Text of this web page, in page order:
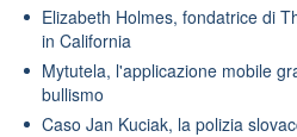
Elizabeth Holmes, fondatrice di
in California
Mytutela, l'applicazione mobile
bullismo
Caso Jan Kuciak, la polizia